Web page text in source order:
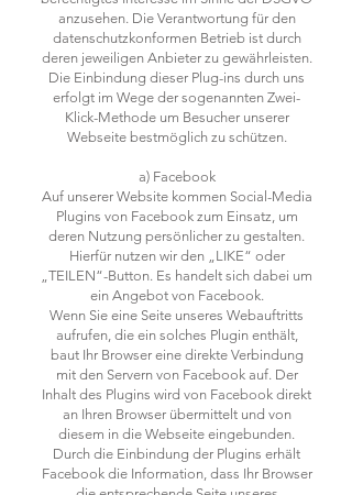
anzusehen. Die Verantwortung für den
datenschutzkonformen Betrieb ist durch
deren jeweiligen Anbieter zu gewährleisten.
Die Einbindung dieser Plug-ins durch uns
erfolgt im Wege der sogenannten Zwei-
Klick-Methode um Besucher unserer
Webseite bestmöglich zu schützen.
a) Facebook
Auf unserer Website kommen Social-Media
Plugins von Facebook zum Einsatz, um
deren Nutzung persönlicher zu gestalten.
Hierfür nutzen wir den „LIKE“ oder
„TEILEN“-Button. Es handelt sich dabei um
ein Angebot von Facebook.
Wenn Sie eine Seite unseres Webauftritts
aufrufen, die ein solches Plugin enthält,
baut Ihr Browser eine direkte Verbindung
mit den Servern von Facebook auf. Der
Inhalt des Plugins wird von Facebook direkt
an Ihren Browser übermittelt und von
diesem in die Webseite eingebunden.
Durch die Einbindung der Plugins erhält
Facebook die Information, dass Ihr Browser